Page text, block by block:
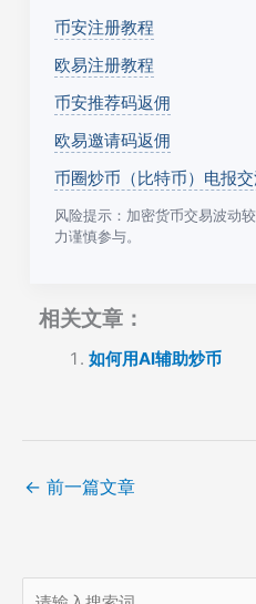
币安注册教程
欧易注册教程
币安推荐码返佣
欧易邀请码返佣
币圈炒币（比特币）电报
风险提示：加密货币交易波动
力谨慎参与。
相关文章：
如何用AI辅助炒币
← 前一篇文章
搜